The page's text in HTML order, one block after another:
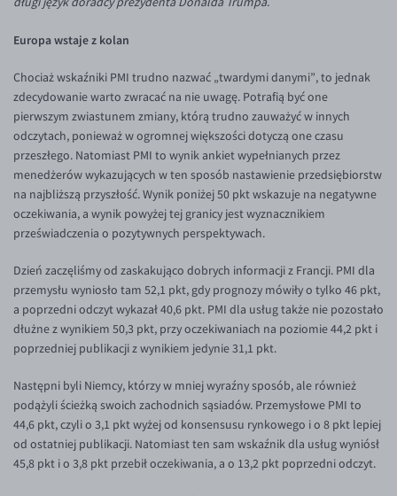
Inne pary walutowe
AUD/PLN
BGN/PLN
CAD/PLN
CNY/PLN
HKD/PLN
HUF/PLN
ILS/PLN
NZD/PLN
RON/PLN
SGD/PLN
ZAR/PLN
EUR/USD
EUR/GBP
Aplikacja mobilna
Bezpieczeństwo
Pomoc
Pomoc
FAQ
Konto i opłaty
Wymiana walut
Banki i przelewy
Słowniczek
Poradnik
KONTAKT
Kontakt
Dla mediów
PL
Europa wstaje z kolan
Chociaż wskaźniki PMI trudno nazwać „twardymi danymi”, to jednak
zdecydowanie warto zwracać na nie uwagę. Potrafią być one
pierwszym zwiastunem zmiany, którą trudno zauważyć w innych
odczytach, ponieważ w ogromnej większości dotyczą one czasu
przeszłego. Natomiast PMI to wynik ankiet wypełnianych przez
menedżerów wykazujących w ten sposób nastawienie przedsiębiorstw
na najbliższą przyszłość. Wynik poniżej 50 pkt wskazuje na negatywne
oczekiwania, a wynik powyżej tej granicy jest wyznacznikiem
przeświadczenia o pozytywnych perspektywach.
Dzień zaczęliśmy od zaskakująco dobrych informacji z Francji. PMI dla
przemysłu wyniosło tam 52,1 pkt, gdy prognozy mówiły o tylko 46 pkt,
a poprzedni odczyt wykazał 40,6 pkt. PMI dla usług także nie pozostało
dłużne z wynikiem 50,3 pkt, przy oczekiwaniach na poziomie 44,2 pkt i
poprzedniej publikacji z wynikiem jedynie 31,1 pkt.
Następni byli Niemcy, którzy w mniej wyraźny sposób, ale również
podążyli ścieżką swoich zachodnich sąsiadów. Przemysłowe PMI to
44,6 pkt, czyli o 3,1 pkt wyżej od konsensusu rynkowego i o 8 pkt lepiej
od ostatniej publikacji. Natomiast ten sam wskaźnik dla usług wyniósł
45,8 pkt i o 3,8 pkt przebił oczekiwania, a o 13,2 pkt poprzedni odczyt.